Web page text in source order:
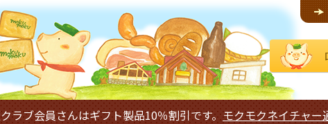
ラブ会員さんはギフト製品10％割引です。 モクモクネイチャ